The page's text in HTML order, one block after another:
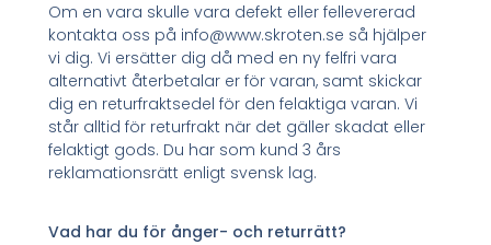
Om en vara skulle vara defekt eller fellevererad
kontakta oss på info@www.skroten.se så hjälper
vi dig. Vi ersätter dig då med en ny felfri vara
alternativt återbetalar er för varan, samt skickar
dig en returfraktsedel för den felaktiga varan. Vi
står alltid för returfrakt när det gäller skadat eller
felaktigt gods. Du har som kund 3 års
reklamationsrätt enligt svensk lag.
Vad har du för ånger- och returrätt?